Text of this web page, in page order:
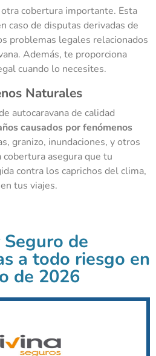
cobertura importante. Esta
caso de disputas derivadas de
problemas legales relacionados
Además, te proporciona
cuando lo necesites.
Naturales
autocaravana de calidad
causados por fenómenos
granizo, inundaciones, y otros
asegura que tu
contra los caprichos del clima,
tus viajes.
de
a todo riesgo en
de 2026